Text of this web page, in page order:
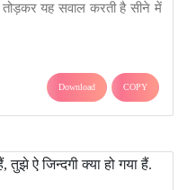
यह सवाल करती है सीने में
Download COPY